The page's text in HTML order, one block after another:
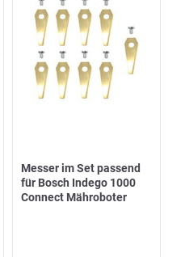
Messer im Set passend
für Bosch Indego 1000
Connect Mähroboter